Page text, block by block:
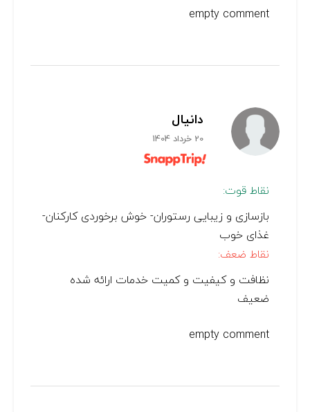
empty comment
دانیال
20 خرداد 1404
نقاط قوت:
بازسازی و زیبایی رستوران- خوش برخوردی کارکنان-
غذای خوب
نقاط ضعف:
نظافت و کیفیت و کمیت خدمات ارائه شده
ضعیف
empty comment